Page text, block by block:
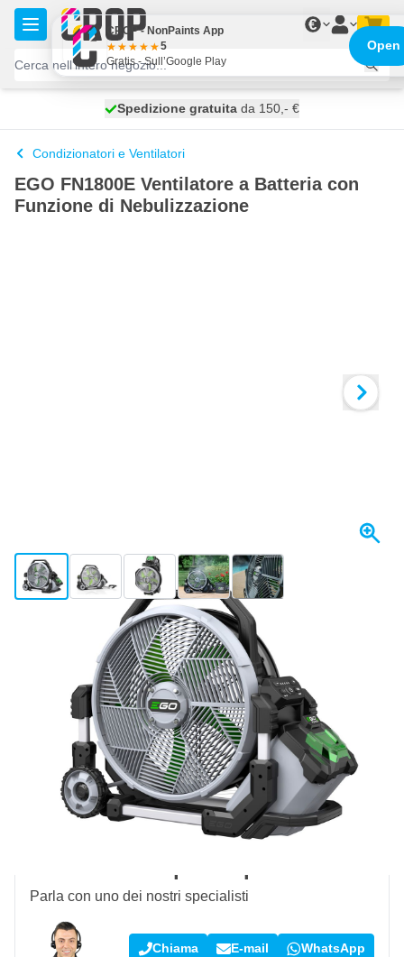
Salta al contenuto
€
spedito oggi
Spedizione gratuita da 150,- €
100 giorni
Condizionatori e Ventilatori
EGO FN1800E Ventilatore a Batteria con
Funzione di Nebulizzazione
View larger imageView larger imageView larger imageView larger imageView larger image
+4
Disponibile a breve
€ incl. IVA
Tienimi aggiornato
Spedizione gratuitada 150,- €
100 giorniper resi & cambi
Recensioni dei clienti:4,58/5 (7.101 recensioni)
Parla con uno dei nostri specialisti
Chiama E-mail WhatsApp
CROP - NonPaints App
5
Gratis - Sull’Google Play
Open